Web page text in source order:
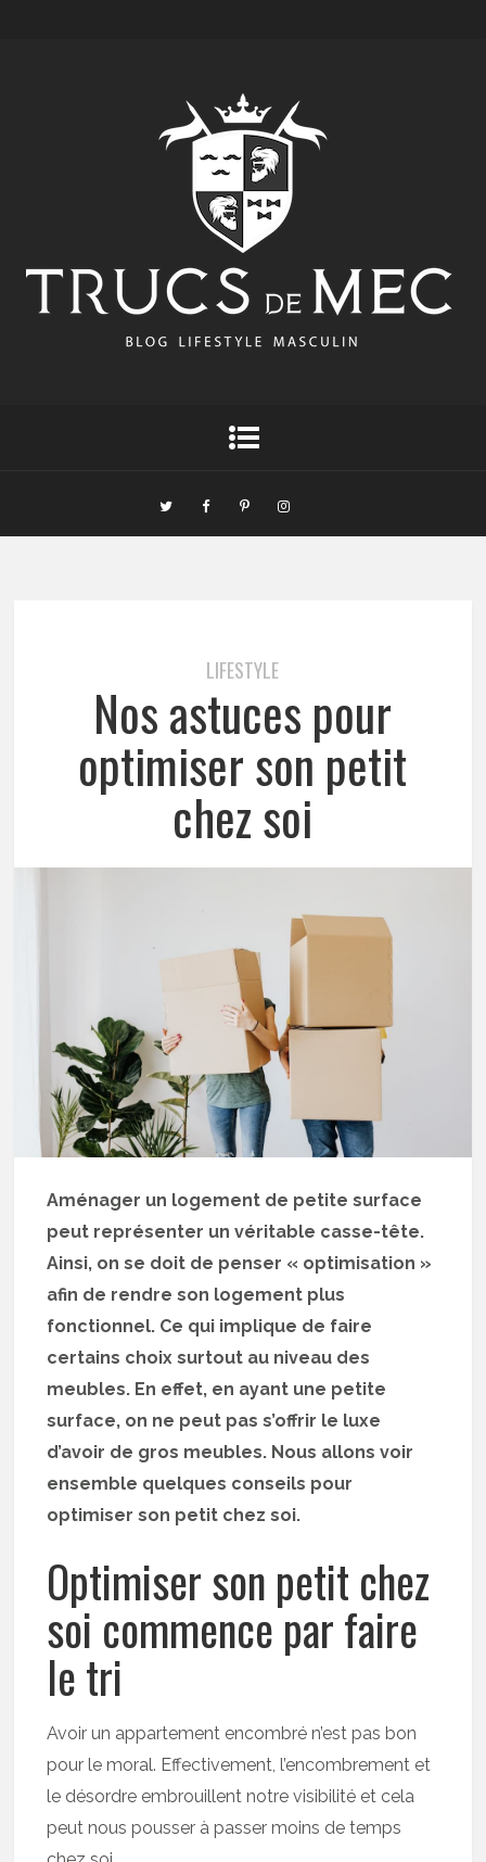
LIFESTYLE
Nos astuces pour
optimiser son petit
chez soi
Aménager un logement de petite surface
peut représenter un véritable casse-tête.
Ainsi, on se doit de penser « optimisation »
afin de rendre son logement plus
fonctionnel. Ce qui implique de faire
certains choix surtout au niveau des
meubles. En effet, en ayant une petite
surface, on ne peut pas s’offrir le luxe
d’avoir de gros meubles. Nous allons voir
ensemble quelques conseils pour
optimiser son petit chez soi.
Optimiser son petit chez
soi commence par faire
le tri
Avoir un appartement encombré n’est pas bon
pour le moral. Effectivement, l’encombrement et
le désordre embrouillent notre visibilité et cela
peut nous pousser à passer moins de temps